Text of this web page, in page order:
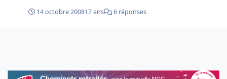
14 octobre 200817 ans 6 réponses